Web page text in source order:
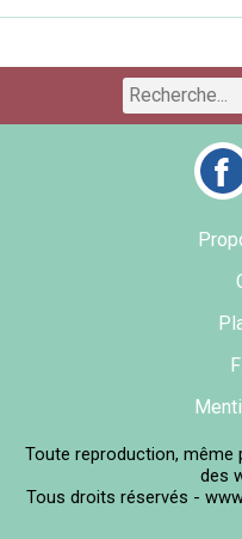
Toute reproduction, même
des
Tous droits réservés -